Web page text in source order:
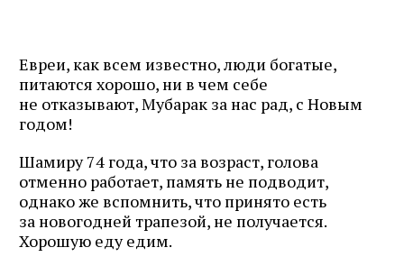
Евреи, как всем известно, люди богатые,
питаются хорошо, ни в чем себе
не отказывают, Мубарак за нас рад, с Новым
годом!
Шамиру 74 года, что за возраст, голова
отменно работает, память не подводит,
однако же вспомнить, что принято есть
за новогодней трапезой, не получается.
Хорошую еду едим.